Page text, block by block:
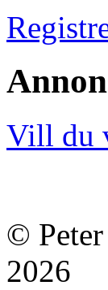
Vill du
©
2026